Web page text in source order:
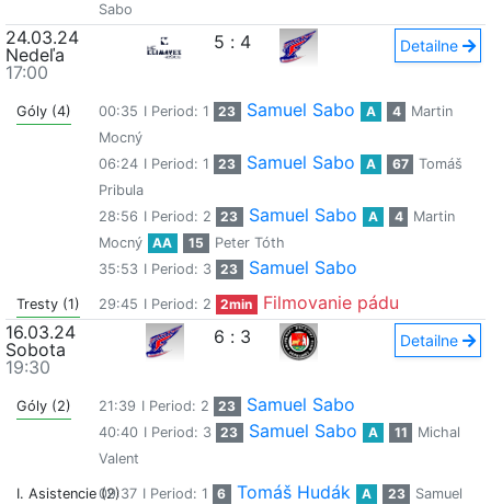
Sabo
24.03.24
Nedeľa
17:00
5 : 4 Detailne
Góly (4) 00:35 I Period: 1 23 Samuel Sabo A 4
Martin
Mocný
06:24 I Period: 1 23 Samuel Sabo A 67
Tomáš
Pribula
28:56 I Period: 2 23 Samuel Sabo A 4
Martin
Mocný
AA 15
Peter Tóth
35:53 I Period: 3 23 Samuel Sabo
Tresty (1) 29:45 I Period: 2 2min
Filmovanie pádu
16.03.24
Sobota
19:30
6 : 3 Detailne
Góly (2) 21:39 I Period: 2 23 Samuel Sabo
40:40 I Period: 3 23 Samuel Sabo A 11
Michal
Valent
I. Asistencie (2)09:37 I Period: 1 6 Tomáš Hudák A 23
Samuel